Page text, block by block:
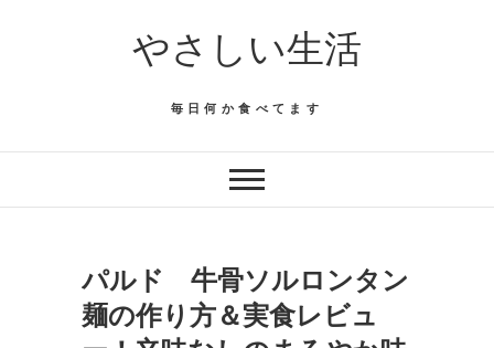
やさしい生活
毎日何か食べてます
パルド 牛骨ソルロンタン
麺の作り方＆実食レビュ